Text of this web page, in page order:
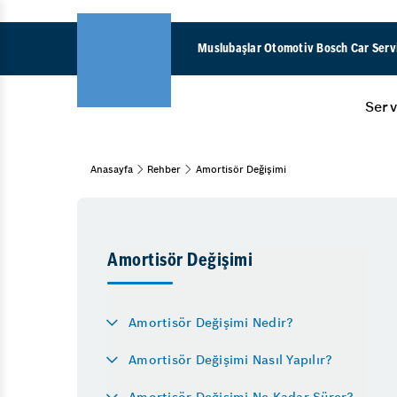
Muslubaşlar Otomotiv Bosch Car
Oto Bakım
Yaz Bakımı
Periyodik Bakım
Vale
Akü
Anasayfa Rehber Amortisör Değişimi
Amortisör Değişimi
Amortisör Değişimi Nedir?
Amortisör Değişimi Nasıl Yapılır?